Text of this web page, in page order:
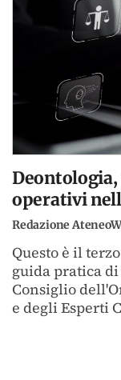
operativi
Redazione
Questo è il
guida pratica
Consiglio
e degli Esperti